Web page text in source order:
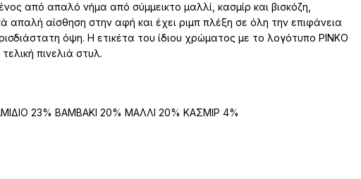
από απαλό νήμα από σύμμεικτο μαλλί, κασμίρ και βισκόζη,
απαλή αίσθηση στην αφή και έχει ριμπ πλέξη σε όλη την επιφάνεια
όψη. Η ετικέτα του ίδιου χρώματος με το λογότυπο PINKO
πινελιά στυλ.
23% ΒΑΜΒΑΚΙ 20% ΜΑΛΛΙ 20% ΚΑΣΜΙΡ 4%